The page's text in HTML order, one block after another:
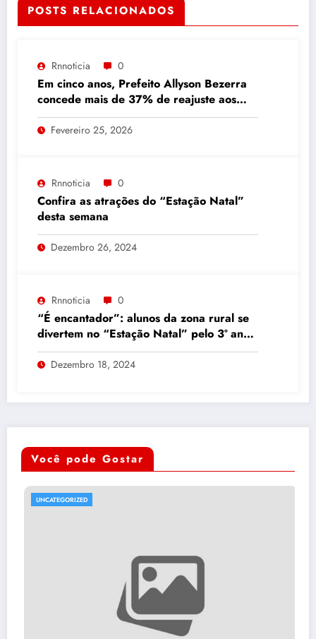
POSTS RELACIONADOS
Rnnoticia 0
Em cinco anos, Prefeito Allyson Bezerra
concede mais de 37% de reajuste aos
professores com pagamentos em dia
Fevereiro 25, 2026
Rnnoticia 0
Confira as atrações do “Estação Natal”
desta semana
Dezembro 26, 2024
Rnnoticia 0
“É encantador”: alunos da zona rural se
divertem no “Estação Natal” pelo 3º ano
consecutivo
Dezembro 18, 2024
Você pode Gostar